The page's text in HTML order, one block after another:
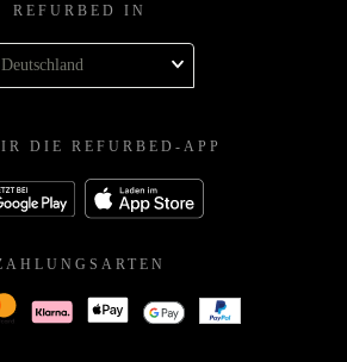
REFURBED IN
Deutschland
DIE REFURBED-APP